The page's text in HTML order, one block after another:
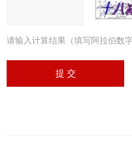
请输入计算结果（填写阿拉伯数